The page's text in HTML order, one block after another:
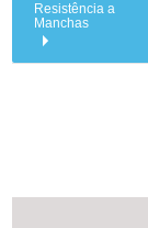
Resistência a
Manchas